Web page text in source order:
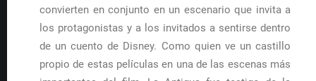
convierten en conjunto en un escenario que invita a
los protagonistas y a los invitados a sentirse dentro
de un cuento de Disney. Como quien ve un castillo
propio de estas películas en una de las escenas más